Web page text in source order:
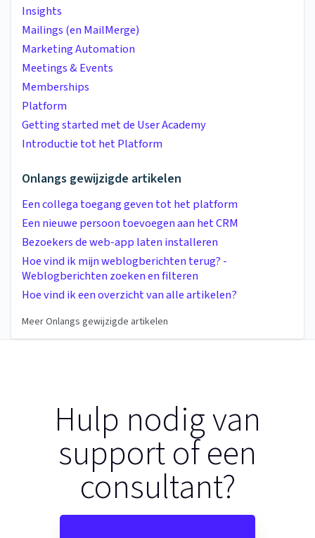
Insights
Mailings (en MailMerge)
Marketing Automation
Meetings & Events
Memberships
Platform
Getting started met de User Academy
Introductie tot het Platform
Onlangs gewijzigde artikelen
Een collega toegang geven tot het platform
Een nieuwe persoon toevoegen aan het CRM
Bezoekers de web-app laten installeren
Hoe vind ik mijn weblogberichten terug? -
Weblogberichten zoeken en filteren
Hoe vind ik een overzicht van alle artikelen?
Meer Onlangs gewijzigde artikelen
Hulp nodig van
support of een
consultant?